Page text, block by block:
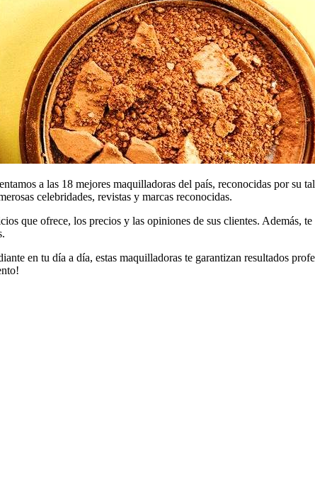
a las 18 mejores maquilladoras del país, reconocidas por su
celebridades, revistas y marcas reconocidas.
que ofrece, los precios y las opiniones de sus clientes. Además,
en tu día a día, estas maquilladoras te garantizan resultados